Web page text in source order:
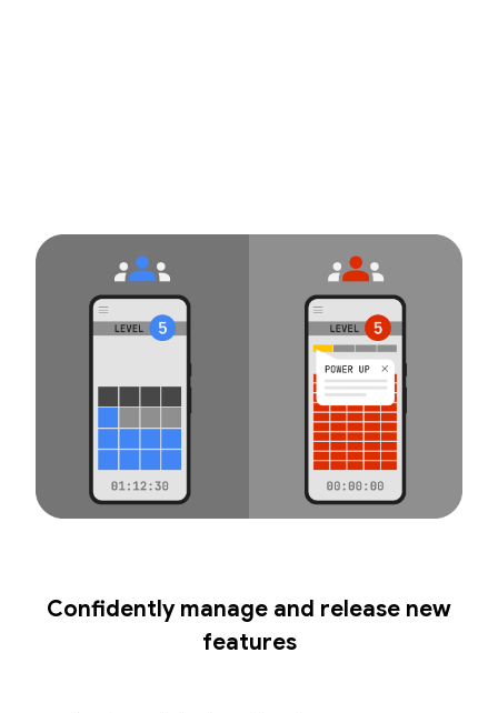
Confidently manage and release new
features